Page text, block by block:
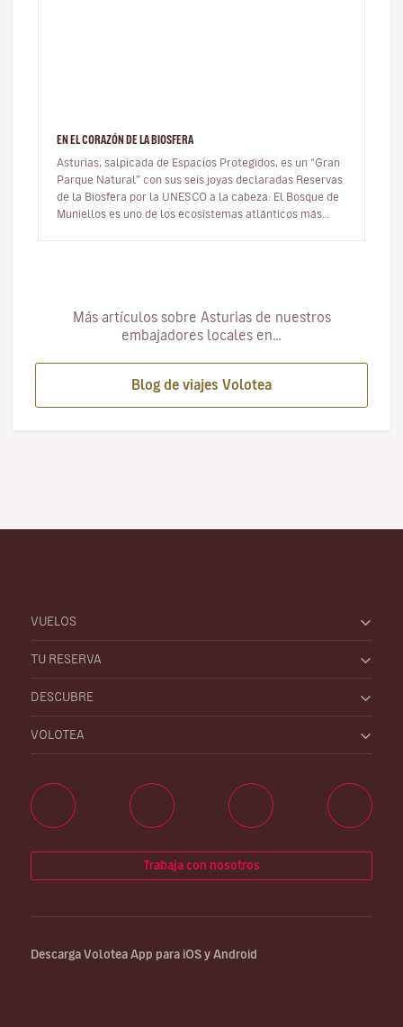
EN EL CORAZÓN DE LA BIOSFERA
Asturias, salpicada de Espacios Protegidos, es un “Gran
Parque Natural” con sus seis joyas declaradas Reservas
de la Biosfera por la UNESCO a la cabeza: El Bosque de
Muniellos es uno de los ecosistemas atlánticos más
Más artículos sobre Asturias de nuestros
embajadores locales en…
Blog de viajes Volotea
VUELOS
TU RESERVA
DESCUBRE
VOLOTEA
Trabaja con nosotros
Descarga Volotea App para iOS y Android